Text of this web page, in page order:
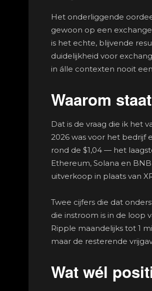
Het onderliggende
gewoon op een
is het echte, blijvende
duidelijkheid voor
in álle contexten nooit
Waarom
Dat is de vraag die ik het
2026 was voor het bedrijf
rond de $1,04 — het
Ethereum, Solana en
uitverkoop in plaats van
Twee cijfers die dat
die instroom is in de loop
Ripple maandelijks tot 1
maar de resterende
Wat wél